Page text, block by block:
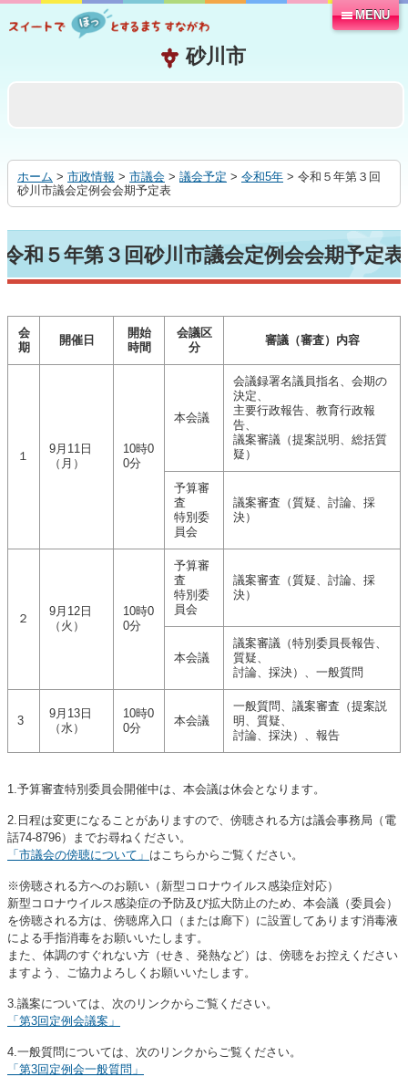
る
MENU
ホーム > 市政情報 > 市議会 > 議会予定 > 令和5年 > 令和５年第３回
砂川市議会定例会会期予定表
令和５年第３回砂川市議会定例会会期予定表
会
期
開催日
開始
時間
会議区
分
審議（審査）内容
１
9月11日
（月）
10時0
0分
本会議
会議録署名議員指名、会期の
決定、
主要行政報告、教育行政報
告、
議案審議（提案説明、総括質
疑）
予算審
査
特別委
員会
議案審査（質疑、討論、採
決）
２
9月12日
（火）
10時0
0分
予算審
査
特別委
員会
議案審査（質疑、討論、採
決）
本会議
議案審議（特別委員長報告、
質疑、
討論、採決）、一般質問
3
9月13日
（水）
10時0
0分
本会議
一般質問、議案審査（提案説
明、質疑、
討論、採決）、報告
1.予算審査特別委員会開催中は、本会議は休会となります。
2.日程は変更になることがありますので、傍聴される方は議会事務局（電
話74-8796）までお尋ねください。
「市議会の傍聴について」 はこちらからご覧ください。
※傍聴される方へのお願い（新型コロナウイルス感染症対応）
新型コロナウイルス感染症の予防及び拡大防止のため、本会議（委員会）
を傍聴される方は、傍聴席入口（または廊下）に設置してあります消毒液
による手指消毒をお願いいたします。
また、体調のすぐれない方（せき、発熱など）は、傍聴をお控えください
ますよう、ご協力よろしくお願いいたします。
3.議案については、次のリンクからご覧ください。
「第3回定例会議案」
4.一般質問については、次のリンクからご覧ください。
「第3回定例会一般質問」